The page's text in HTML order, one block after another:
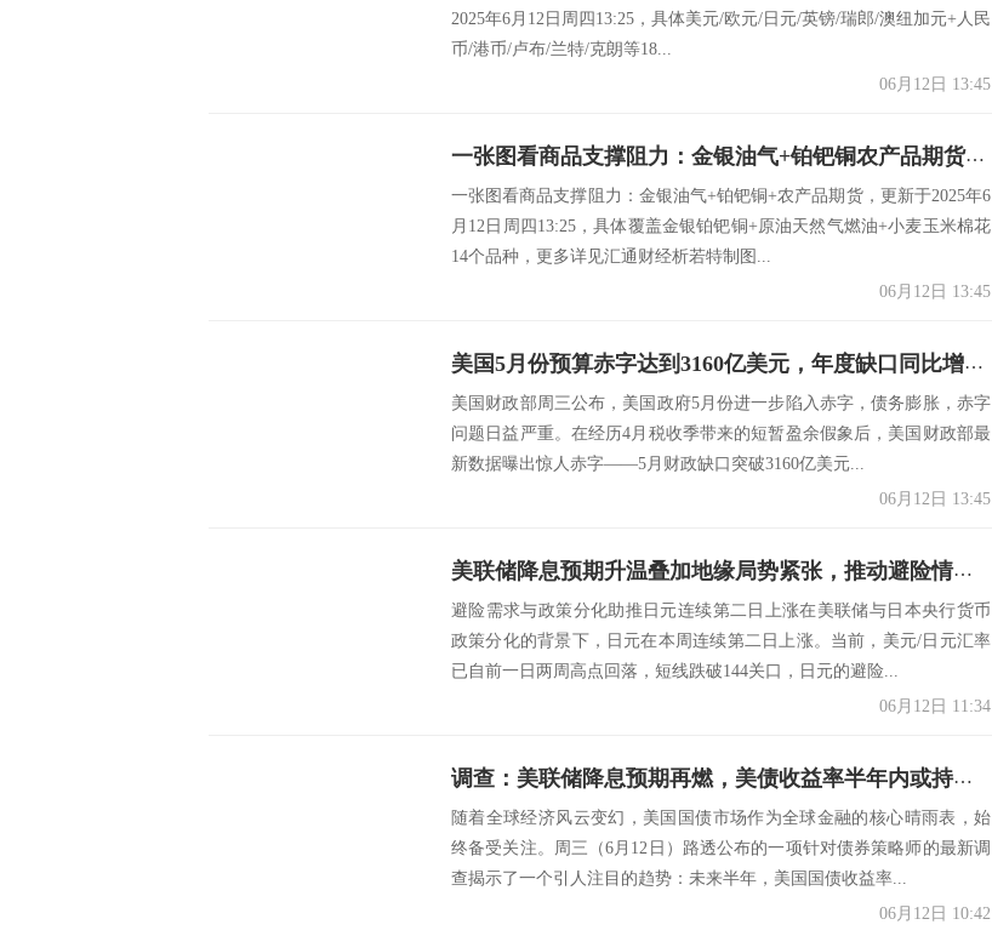
2025年6月12日周四13:25，具体美元/欧元/日元/英镑/瑞郎/澳纽加元+人民
币/港币/卢布/兰特/克朗等18...
06月12日 13:45
一张图看商品支撑阻力：金银油气+铂钯铜农产品期货(2025年6月12日)
一张图看商品支撑阻力：金银油气+铂钯铜+农产品期货，更新于2025年6
月12日周四13:25，具体覆盖金银铂钯铜+原油天然气燃油+小麦玉米棉花
14个品种，更多详见汇通财经析若特制图...
06月12日 13:45
美国5月份预算赤字达到3160亿美元，年度缺口同比增长14%
美国财政部周三公布，美国政府5月份进一步陷入赤字，债务膨胀，赤字
问题日益严重。在经历4月税收季带来的短暂盈余假象后，美国财政部最
新数据曝出惊人赤字——5月财政缺口突破3160亿美元...
06月12日 13:45
美联储降息预期升温叠加地缘局势紧张，推动避险情绪升温，美元兑日元重回区间下沿
避险需求与政策分化助推日元连续第二日上涨在美联储与日本央行货币
政策分化的背景下，日元在本周连续第二日上涨。当前，美元/日元汇率
已自前一日两周高点回落，短线跌破144关口，日元的避险...
06月12日 11:34
调查：美联储降息预期再燃，美债收益率半年内或持续走低
随着全球经济风云变幻，美国国债市场作为全球金融的核心晴雨表，始
终备受关注。周三（6月12日）路透公布的一项针对债券策略师的最新调
查揭示了一个引人注目的趋势：未来半年，美国国债收益率...
06月12日 10:42